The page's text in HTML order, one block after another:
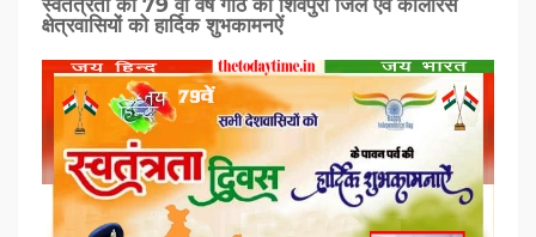
क्षेत्रवासियों को हार्दिक शुभकामनऐं